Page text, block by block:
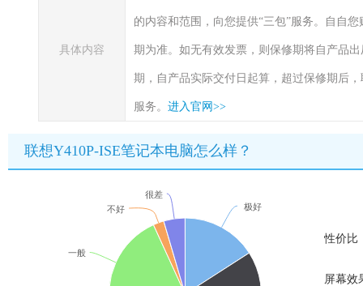
具体内容
的内容和范围，向您提供“三包”服务。自自
期为准。如无有效发票，则保修期将自产品
期，自产品实际交付日起算，超过保修期后
服务。 进入官网>>
联想Y410P-ISE笔记本电脑怎么样？
极好
一般
不好
很差
性价比
屏幕效